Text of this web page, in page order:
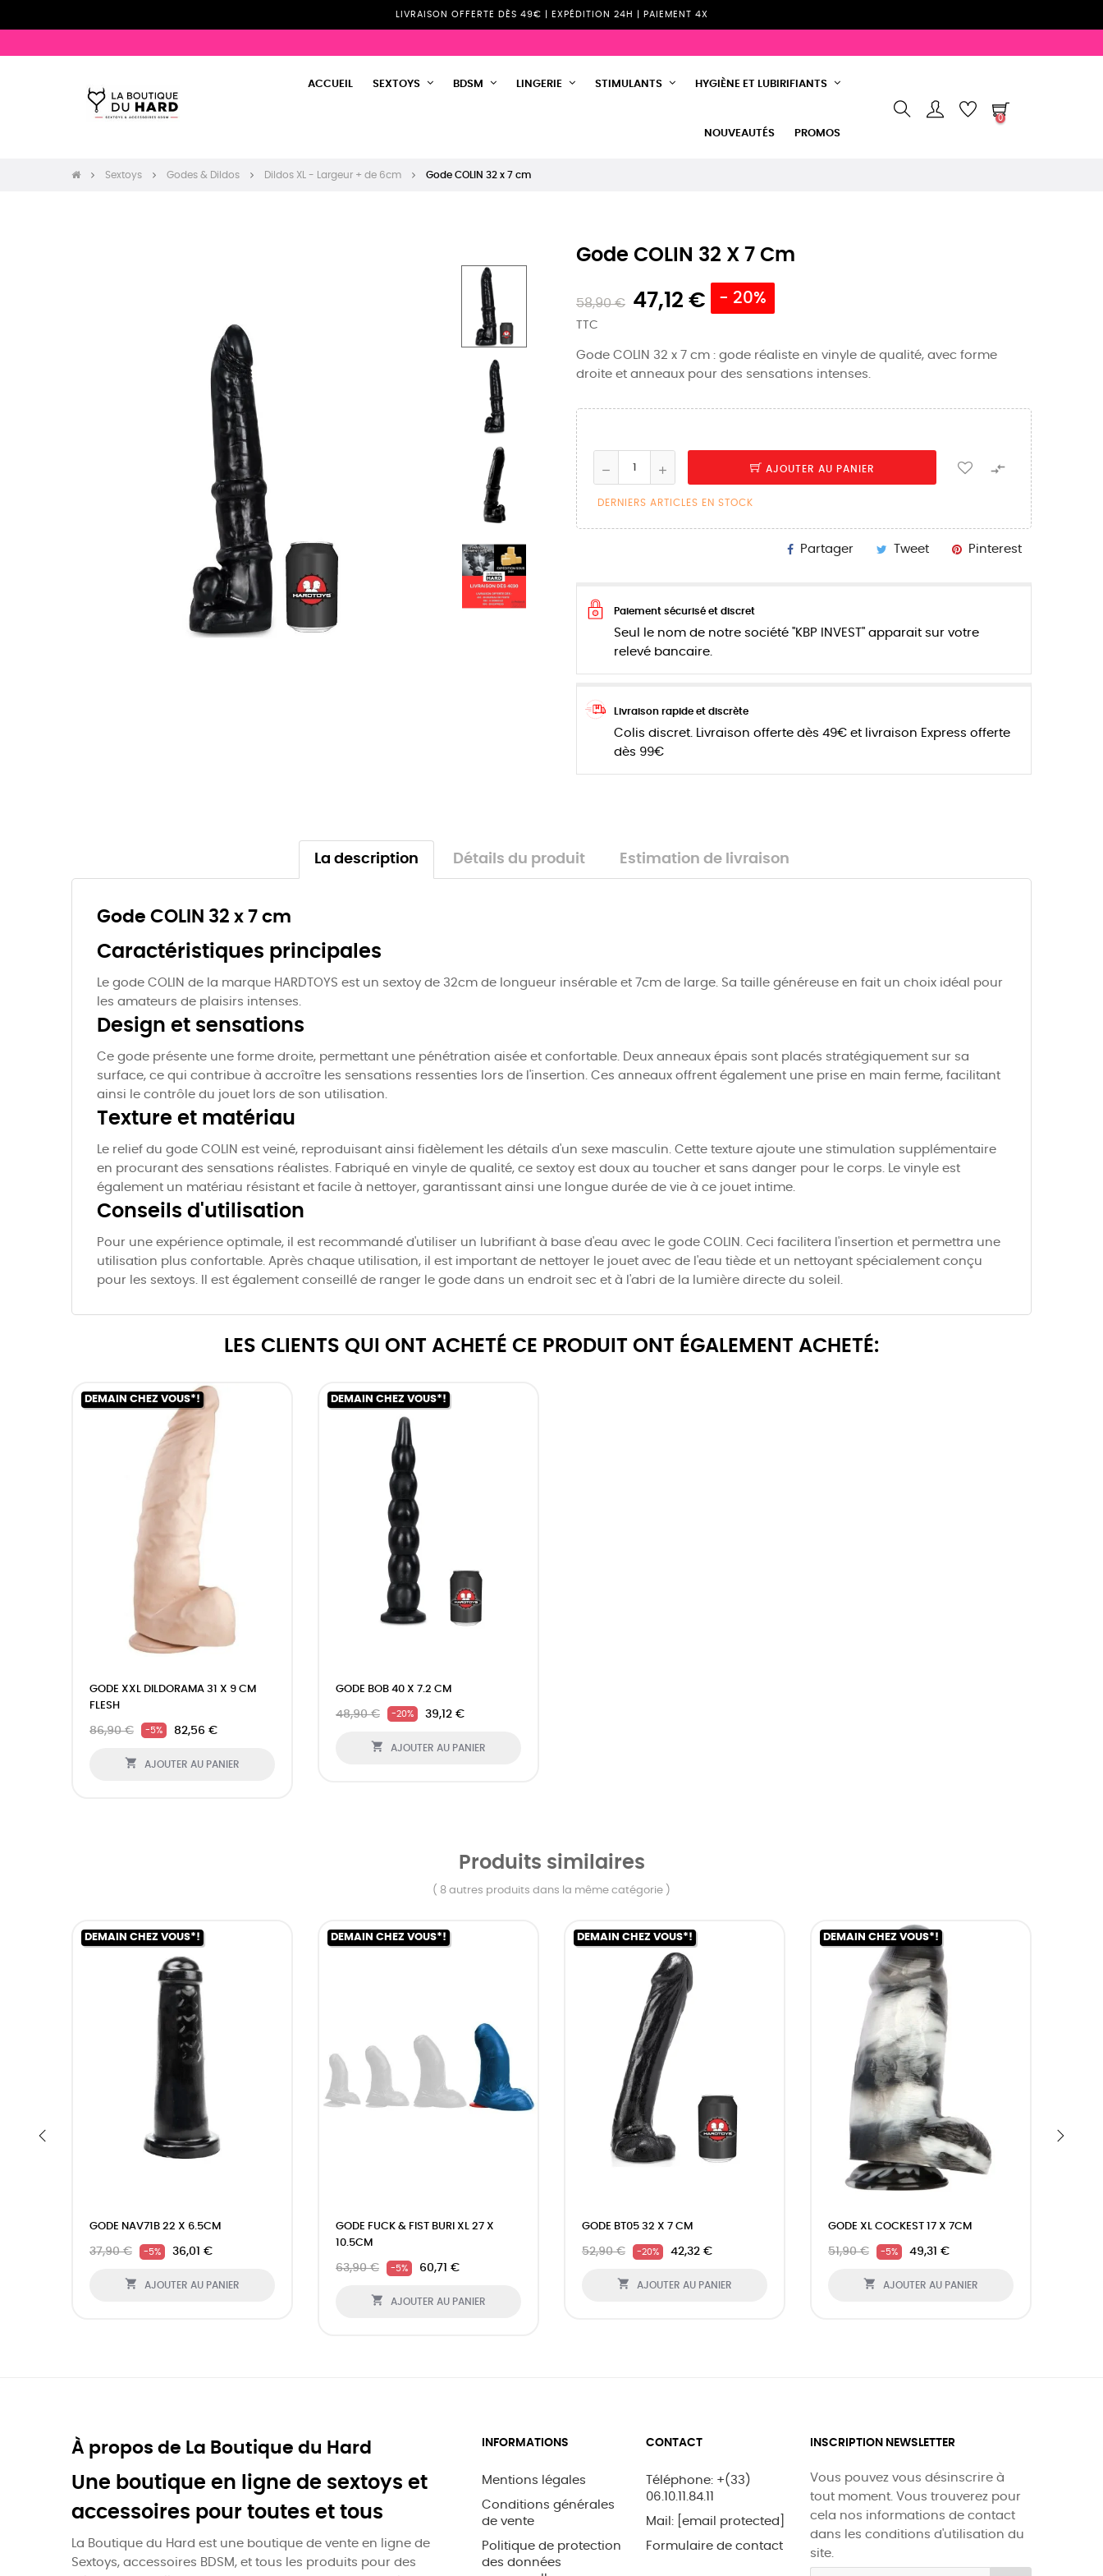
LIVRAISON OFFERTE DÈS 49€ | EXPÉDITION 24H | PAIEMENT 4X
ACCUEIL SEXTOYS BDSM LINGERIE STIMULANTS HYGIÈNE ET LUBIRIFIANTS
NOUVEAUTÉS PROMOS
0
Sextoys Godes & Dildos Dildos XL - Largeur + de 6cm Gode COLIN 32 x 7 cm
Gode COLIN 32 X 7 Cm
58,90 € 47,12 € - 20%
TTC
Gode COLIN 32 x 7 cm : gode réaliste en vinyle de qualité, avec forme
droite et anneaux pour des sensations intenses.
AJOUTER AU PANIER 
DERNIERS ARTICLES EN STOCK
Partager Tweet Pinterest
Paiement sécurisé et discret
Seul le nom de notre société "KBP INVEST" apparait sur votre
relevé bancaire.
Livraison rapide et discrète
Colis discret. Livraison offerte dès 49€ et livraison Express offerte
dès 99€
La description Détails du produit Estimation de livraison
Gode COLIN 32 x 7 cm
Caractéristiques principales
Le gode COLIN de la marque HARDTOYS est un sextoy de 32cm de longueur insérable et 7cm de large. Sa taille généreuse en fait un choix idéal pour
les amateurs de plaisirs intenses.
Design et sensations
Ce gode présente une forme droite, permettant une pénétration aisée et confortable. Deux anneaux épais sont placés stratégiquement sur sa
surface, ce qui contribue à accroître les sensations ressenties lors de l'insertion. Ces anneaux offrent également une prise en main ferme, facilitant
ainsi le contrôle du jouet lors de son utilisation.
Texture et matériau
Le relief du gode COLIN est veiné, reproduisant ainsi fidèlement les détails d'un sexe masculin. Cette texture ajoute une stimulation supplémentaire
en procurant des sensations réalistes. Fabriqué en vinyle de qualité, ce sextoy est doux au toucher et sans danger pour le corps. Le vinyle est
également un matériau résistant et facile à nettoyer, garantissant ainsi une longue durée de vie à ce jouet intime.
Conseils d'utilisation
Pour une expérience optimale, il est recommandé d'utiliser un lubrifiant à base d'eau avec le gode COLIN. Ceci facilitera l'insertion et permettra une
utilisation plus confortable. Après chaque utilisation, il est important de nettoyer le jouet avec de l'eau tiède et un nettoyant spécialement conçu
pour les sextoys. Il est également conseillé de ranger le gode dans un endroit sec et à l'abri de la lumière directe du soleil.
LES CLIENTS QUI ONT ACHETÉ CE PRODUIT ONT ÉGALEMENT ACHETÉ:
DEMAIN CHEZ VOUS*!
GODE XXL DILDORAMA 31 X 9 CM
FLESH
86,90 € -5% 82,56 €
 AJOUTER AU PANIER
DEMAIN CHEZ VOUS*!
GODE BOB 40 X 7.2 CM
48,90 € -20% 39,12 €
 AJOUTER AU PANIER
Produits similaires
( 8 autres produits dans la même catégorie )
DEMAIN CHEZ VOUS*!
GODE NAV71B 22 X 6.5CM
37,90 € -5% 36,01 €
 AJOUTER AU PANIER
DEMAIN CHEZ VOUS*!
GODE FUCK & FIST BURI XL 27 X
10.5CM
63,90 € -5% 60,71 €
 AJOUTER AU PANIER
DEMAIN CHEZ VOUS*!
GODE BT05 32 X 7 CM
52,90 € -20% 42,32 €
 AJOUTER AU PANIER
DEMAIN CHEZ VOUS*!
GODE XL COCKEST 17 X 7CM
51,90 € -5% 49,31 €
 AJOUTER AU PANIER
À propos de La Boutique du Hard
Une boutique en ligne de sextoys et
accessoires pour toutes et tous
La Boutique du Hard est une boutique de vente en ligne de
Sextoys, accessoires BDSM, et tous les produits pour des
INFORMATIONS
Mentions légales
Conditions générales
de vente
Politique de protection
des données
CONTACT
Téléphone: +(33)
06.10.11.84.11
Mail:
[email protected]
Formulaire de contact
INSCRIPTION NEWSLETTER
Vous pouvez vous désinscrire à
tout moment. Vous trouverez pour
cela nos informations de contact
dans les conditions d'utilisation du
site.